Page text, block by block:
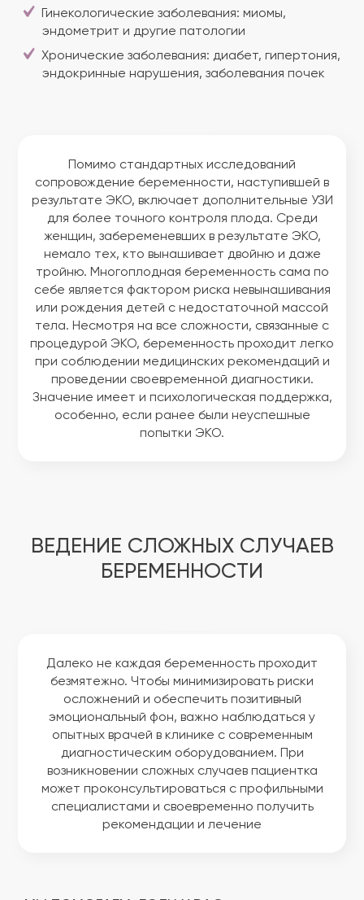
Гинекологические заболевания: миомы,
эндометрит и другие патологии
Хронические заболевания: диабет, гипертония,
эндокринные нарушения, заболевания почек
Помимо стандартных исследований
сопровождение беременности, наступившей в
результате ЭКО, включает дополнительные УЗИ
для более точного контроля плода. Среди
женщин, забеременевших в результате ЭКО,
немало тех, кто вынашивает двойню и даже
тройню. Многоплодная беременность сама по
себе является фактором риска невынашивания
или рождения детей с недостаточной массой
тела. Несмотря на все сложности, связанные с
процедурой ЭКО, беременность проходит легко
при соблюдении медицинских рекомендаций и
проведении своевременной диагностики.
Значение имеет и психологическая поддержка,
особенно, если ранее были неуспешные
попытки ЭКО.
ВЕДЕНИЕ СЛОЖНЫХ СЛУЧАЕВ
БЕРЕМЕННОСТИ
Далеко не каждая беременность проходит
безмятежно. Чтобы минимизировать риски
осложнений и обеспечить позитивный
эмоциональный фон, важно наблюдаться у
опытных врачей в клинике с современным
диагностическим оборудованием. При
возникновении сложных случаев пациентка
может проконсультироваться с профильными
специалистами и своевременно получить
рекомендации и лечение